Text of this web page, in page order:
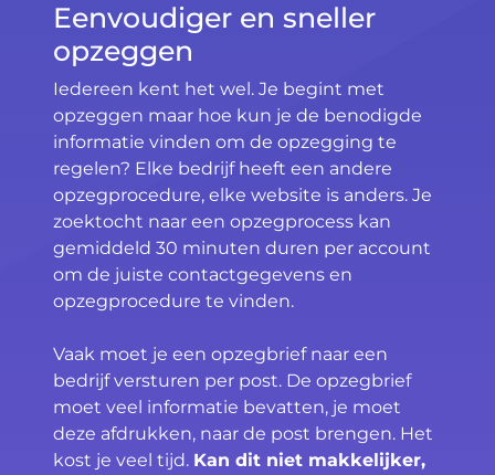
Eenvoudiger en sneller
opzeggen
Iedereen kent het wel. Je begint met
opzeggen maar hoe kun je de benodigde
informatie vinden om de opzegging te
regelen? Elke bedrijf heeft een andere
opzegprocedure, elke website is anders. Je
zoektocht naar een opzegprocess kan
gemiddeld 30 minuten duren per account
om de juiste contactgegevens en
opzegprocedure te vinden.
Vaak moet je een opzegbrief naar een
bedrijf versturen per post. De opzegbrief
moet veel informatie bevatten, je moet
deze afdrukken, naar de post brengen. Het
kost je veel tijd. Kan dit niet makkelijker,